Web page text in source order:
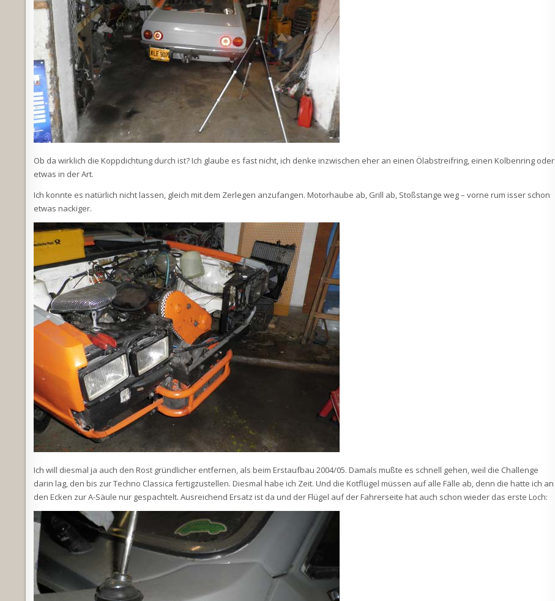
Ob da wirklich die Koppdichtung durch ist? Ich glaube es fast nicht, ich denke inzwischen eher an einen Ölabstreifring, einen Kolbenring oder
etwas in der Art.
Ich konnte es natürlich nicht lassen, gleich mit dem Zerlegen anzufangen. Motorhaube ab, Grill ab, Stoßstange weg – vorne rum isser schon
etwas nackiger.
Ich will diesmal ja auch den Rost gründlicher entfernen, als beim Erstaufbau 2004/05. Damals mußte es schnell gehen, weil die Challenge
darin lag, den bis zur Techno Classica fertigzustellen. Diesmal habe ich Zeit. Und die Kotflügel müssen auf alle Fälle ab, denn die hatte ich an
den Ecken zur A-Säule nur gespachtelt. Ausreichend Ersatz ist da und der Flügel auf der Fahrerseite hat auch schon wieder das erste Loch: